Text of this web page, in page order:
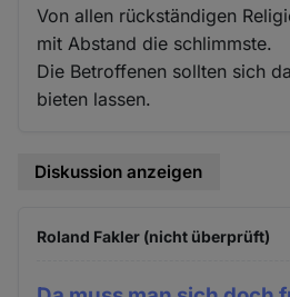
Von allen rückständigen
mit Abstand die schlimmste.
Die Betroffenen sollten sich
bieten lassen.
Diskussion anzeigen
Roland Fakler (nicht überprüft)